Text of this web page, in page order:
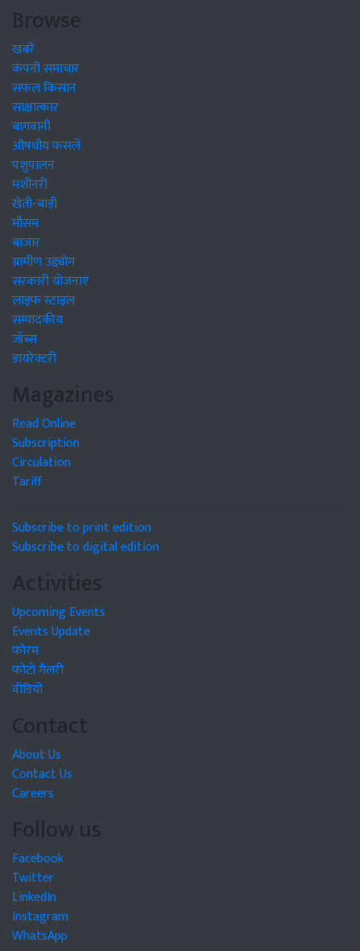
Browse
खबरें
कंपनी समाचार
सफल किसान
साक्षात्कार
बागवानी
औषधीय फसलें
पशुपालन
मशीनरी
खेती-बाड़ी
मौसम
बाजार
ग्रामीण उद्द्योग
सरकारी योजनाएं
लाइफ स्टाइल
सम्पादकीय
जॉब्स
डायरेक्टरी
Magazines
Read Online
Subscription
Circulation
Tariff
Subscribe to print edition
Subscribe to digital edition
Activities
Upcoming Events
Events Update
फोरम
फोटो गैलरी
वीडियो
Contact
About Us
Contact Us
Careers
Follow us
Facebook
Twitter
LinkedIn
Instagram
WhatsApp